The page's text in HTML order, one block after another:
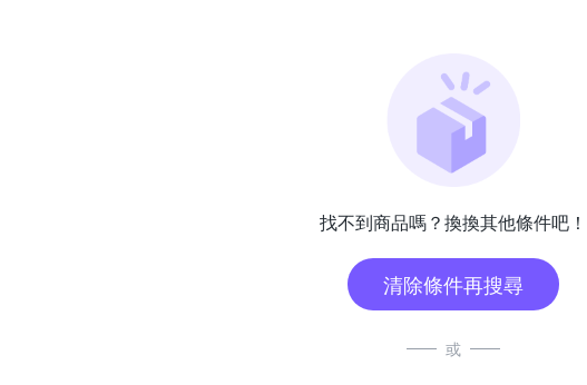
找不到商品嗎？換換其他條件吧！
清除條件再搜尋
或